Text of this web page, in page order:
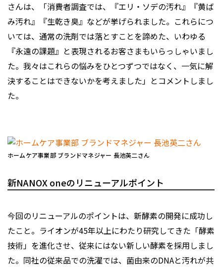
さんは、「消費者調査では、『エリ・ソデの汚れ』『黄ば
み汚れ』『生乾き臭』などが挙げられました。これらにつ
いては、通常の洗剤では落とすことを諦めた、いわゆる
『永遠の課題』と表現されるお客さまもいらっしゃいまし
た。我々はこれらの悩みをひとつずつではなく、一気に解
決することはできないかを考えました」とコメントしまし
た。
ホームケア事業部 ブランドマネジャー 長池英二さん
新NANOX oneのリニューアルポイント
今回のリニューアルのポイントは、新酵素の開発に成功し
たこと。ライオンが45年以上にわたり研究してきた「酵素
技術」を進化させ、従来にはない新しい酵素を採用しまし
た。同社の従来品での洗濯では、菌由来のDNAと汚れが共